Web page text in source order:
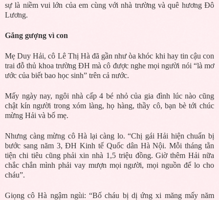
sự là niềm vui lớn của em cùng với nhà trường và quê hương Đô
Lương.
Gắng gượng vì con
Mẹ Duy Hải, cô Lê Thị Hà đã gần như òa khóc khi hay tin cậu con
trai đỗ thủ khoa trường ĐH mà cô được nghe mọi người nói “là mơ
ước của biết bao học sinh” trên cả nước.
Mấy ngày nay, ngôi nhà cấp 4 bé nhỏ của gia đình lúc nào cũng
chật kín người trong xóm làng, họ hàng, thầy cô, bạn bè tới chúc
mừng Hải và bố mẹ.
Nhưng càng mừng cô Hà lại càng lo. “Chị gái Hải hiện chuẩn bị
bước sang năm 3, ĐH Kinh tế Quốc dân Hà Nội. Mỗi tháng tằn
tiện chi tiêu cũng phải xin nhà 1,5 triệu đồng. Giờ thêm Hải nữa
chắc chắn mình phải vay mượn mọi người, mọi nguồn để lo cho
cháu”.
Giọng cô Hà ngậm ngùi: “Bố cháu bị dị ứng xi măng mấy năm